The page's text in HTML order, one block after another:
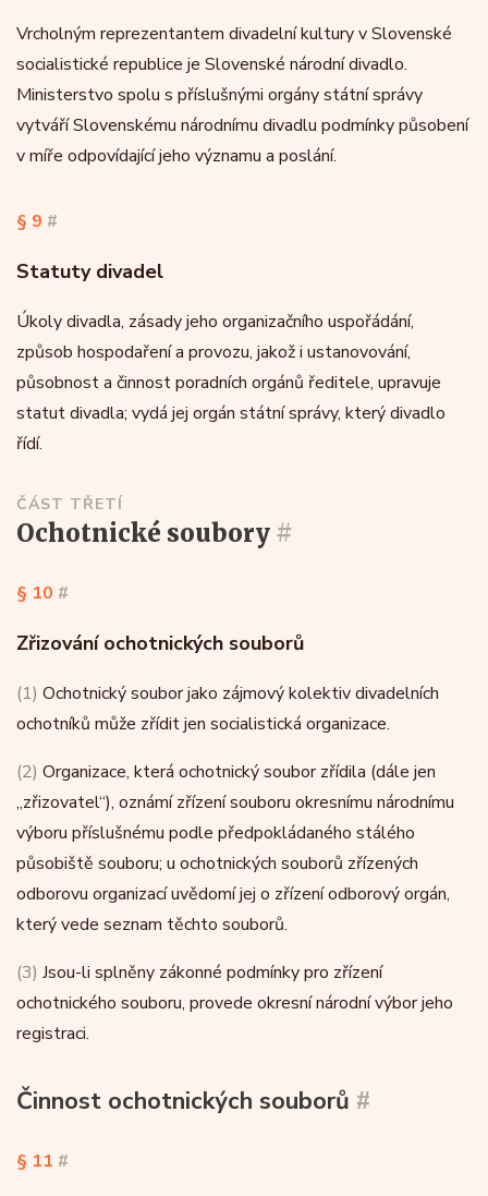
Vrcholným reprezentantem divadelní kultury v Slovenské
socialistické republice je Slovenské národní divadlo.
Ministerstvo spolu s příslušnými orgány státní správy
vytváří Slovenskému národnímu divadlu podmínky působení
v míře odpovídající jeho významu a poslání.
§ 9 #
Statuty divadel
Úkoly divadla, zásady jeho organizačního uspořádání,
způsob hospodaření a provozu, jakož i ustanovování,
působnost a činnost poradních orgánů ředitele, upravuje
statut divadla; vydá jej orgán státní správy, který divadlo
řídí.
ČÁST TŘETÍ
ochotnické soubory #
§ 10 #
Zřizování ochotnických souborů
(1) Ochotnický soubor jako zájmový kolektiv divadelních
ochotníků může zřídit jen socialistická organizace.
(2) Organizace, která ochotnický soubor zřídila (dále jen
„zřizovatel“), oznámí zřízení souboru okresnímu národnímu
výboru příslušnému podle předpokládaného stálého
působiště souboru; u ochotnických souborů zřízených
odborovu organizací uvědomí jej o zřízení odborový orgán,
který vede seznam těchto souborů.
(3) Jsou-li splněny zákonné podmínky pro zřízení
ochotnického souboru, provede okresní národní výbor jeho
registraci.
Činnost ochotnických souborů #
§ 11 #